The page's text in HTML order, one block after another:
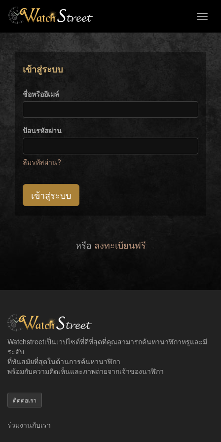
เข้าสู่ระบบ
ชื่อหรืออีเมล์
ป้อนรหัสผ่าน
ลืมรหัสผ่าน?
เข้าสู่ระบบ
หรือ ลงทะเบียนฟรี
Watchstreetเป็นเวปไซต์ที่ดีที่สุดที่คุณสามารถค้นหานาฬิกาหรูและมี
ระดับ
ที่ทันสมัยที่สุดในด้านการค้นหานาฬิกา
พร้อมกับความคิดเห็นและภาพถ่ายจากเจ้าของนาฬิกา
ติดต่อเรา
ร่วมงานกับเรา